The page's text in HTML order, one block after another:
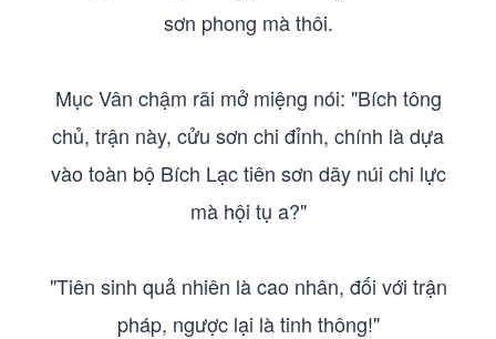
sơn phong mà thôi.
Mục Vân chậm rãi mở miệng nói: "Bích tông
chủ, trận này, cửu sơn chi đỉnh, chính là dựa
vào toàn bộ Bích Lạc tiên sơn dãy núi chi lực
mà hội tụ a?"
"Tiên sinh quả nhiên là cao nhân, đối với trận
pháp, ngược lại là tinh thông!"